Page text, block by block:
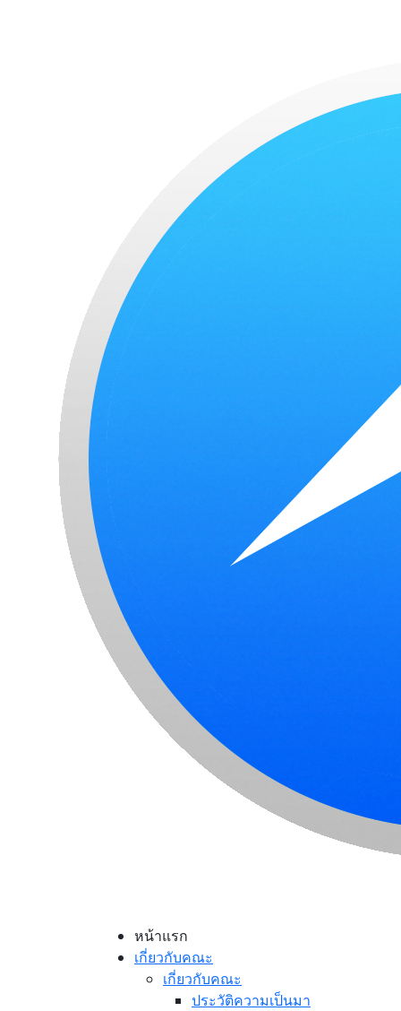
หน้าแรก
เกี่ยวกับคณะ
เกี่ยวกับคณะ
ประวัติความเป็นมา